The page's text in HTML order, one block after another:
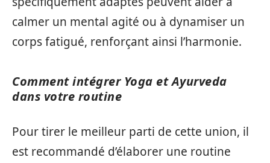
calmer un mental agité ou à dynamiser un
corps fatigué, renforçant ainsi l’harmonie.
Comment intégrer Yoga et Ayurveda
dans votre routine
Pour tirer le meilleur parti de cette union, il
est recommandé d’élaborer une routine